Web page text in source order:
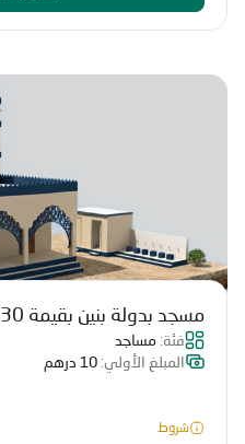
مسجد بدولة بنين بقيمة 69130 درهم
فئة: مساجد
المبلغ الأولي: 10 درهم
شروط